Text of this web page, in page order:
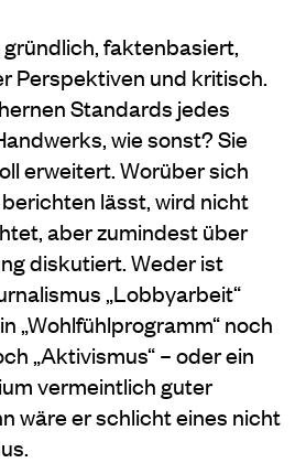
faktenbasiert,
Perspektiven und kritisch.
Standards jedes
wie sonst? Sie
erweitert. Worüber sich
lässt, wird nicht
aber zumindest über
diskutiert. Weder ist
„Lobbyarbeit“
„Wohlfühlprogramm“ noch
„Aktivismus“ – oder ein
vermeintlich guter
wäre er schlicht eines nicht